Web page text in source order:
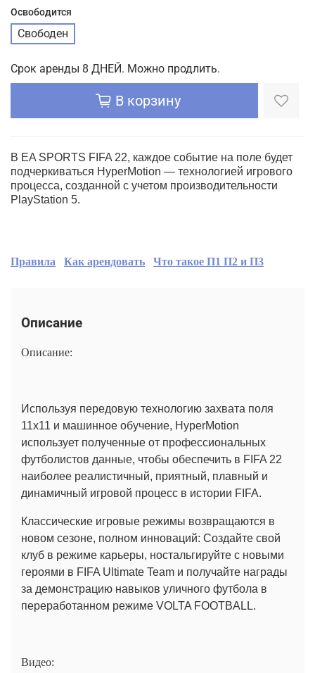
Освободится
Свободен
Срок аренды 8 ДНЕЙ. Можно продлить.
В корзину
В EA SPORTS FIFA 22, каждое событие на поле будет
подчеркиваться HyperMotion — технологией игрового
процесса, созданной с учетом производительности
PlayStation 5.
Правила Как арендовать Что такое П1 П2 и П3
Описание
Описание:
Используя передовую технологию захвата поля
11x11 и машинное обучение, HyperMotion
использует полученные от профессиональных
футболистов данные, чтобы обеспечить в FIFA 22
наиболее реалистичный, приятный, плавный и
динамичный игровой процесс в истории FIFA.
Классические игровые режимы возвращаются в
новом сезоне, полном инноваций: Создайте свой
клуб в режиме карьеры, ностальгируйте с новыми
героями в FIFA Ultimate Team и получайте награды
за демонстрацию навыков уличного футбола в
переработанном режиме VOLTA FOOTBALL.
Видео: